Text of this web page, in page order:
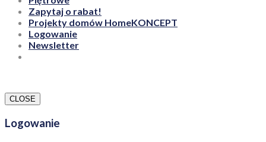
Zapytaj o rabat!
Projekty domów HomeKONCEPT
Logowanie
Newsletter
CLOSE
Logowanie